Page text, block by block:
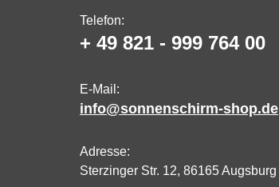
Telefon:
+ 49 821 - 999 764 00
E-Mail:
info@sonnenschirm-shop.de
Adresse:
Sterzinger Str. 12, 86165 Augsburg